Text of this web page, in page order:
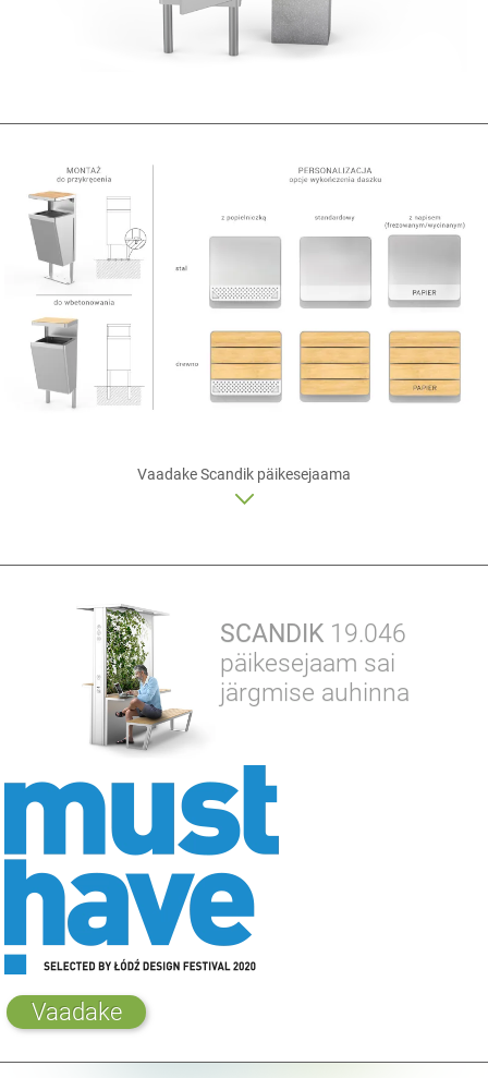
Vaadake Scandik päikesejaama
SCANDIK 19.046
päikesejaam sai
järgmise auhinna
Vaadake